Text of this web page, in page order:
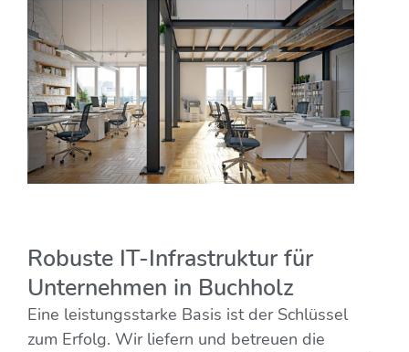
Robuste IT-Infrastruktur für
Unternehmen in Buchholz
Eine leistungsstarke Basis ist der Schlüssel
zum Erfolg. Wir liefern und betreuen die